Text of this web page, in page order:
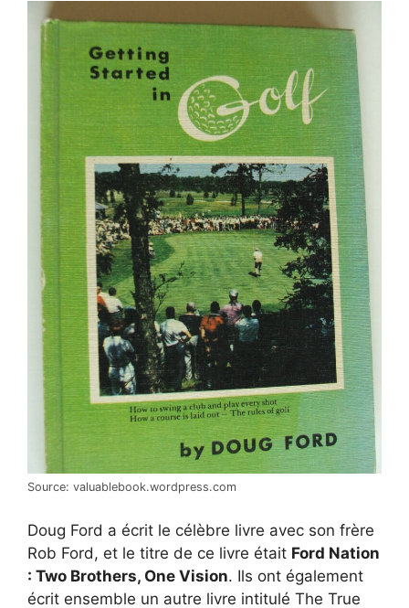
Source: valuablebook.wordpress.com
Doug Ford a écrit le célèbre livre avec son frère
Rob Ford, et le titre de ce livre était Ford Nation
: Two Brothers, One Vision. Ils ont également
écrit ensemble un autre livre intitulé The True